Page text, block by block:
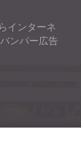
インターネ
ンパー広告